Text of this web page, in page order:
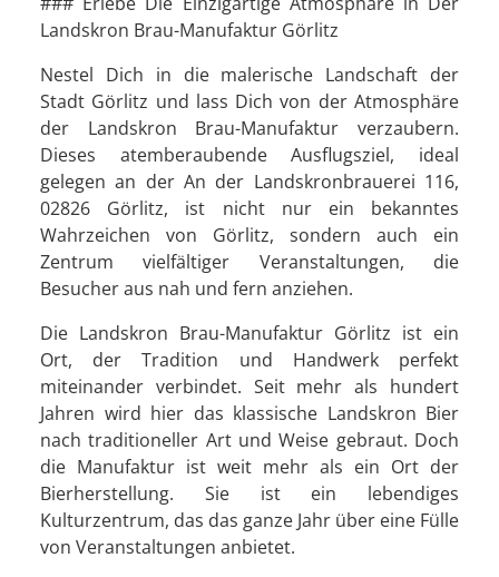
Landskron Brau-Manufaktur Görlitz
Nestel Dich in die malerische Landschaft der
Stadt Görlitz und lass Dich von der Atmosphäre
der Landskron Brau-Manufaktur verzaubern.
Dieses atemberaubende Ausflugsziel, ideal
gelegen an der An der Landskronbrauerei 116,
02826 Görlitz, ist nicht nur ein bekanntes
Wahrzeichen von Görlitz, sondern auch ein
Zentrum vielfältiger Veranstaltungen, die
Besucher aus nah und fern anziehen.
Die Landskron Brau-Manufaktur Görlitz ist ein
Ort, der Tradition und Handwerk perfekt
miteinander verbindet. Seit mehr als hundert
Jahren wird hier das klassische Landskron Bier
nach traditioneller Art und Weise gebraut. Doch
die Manufaktur ist weit mehr als ein Ort der
Bierherstellung. Sie ist ein lebendiges
Kulturzentrum, das das ganze Jahr über eine Fülle
von Veranstaltungen anbietet.